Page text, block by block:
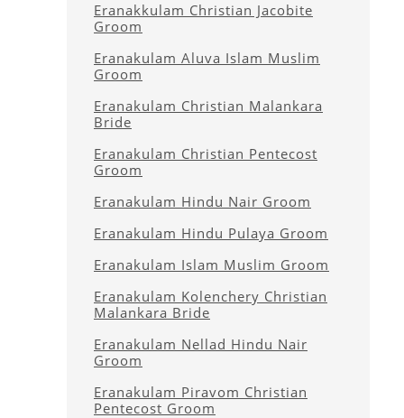
Eranakkulam Christian Jacobite
Groom
Eranakulam Aluva Islam Muslim
Groom
Eranakulam Christian Malankara
Bride
Eranakulam Christian Pentecost
Groom
Eranakulam Hindu Nair Groom
Eranakulam Hindu Pulaya Groom
Eranakulam Islam Muslim Groom
Eranakulam Kolenchery Christian
Malankara Bride
Eranakulam Nellad Hindu Nair
Groom
Eranakulam Piravom Christian
Pentecost Groom